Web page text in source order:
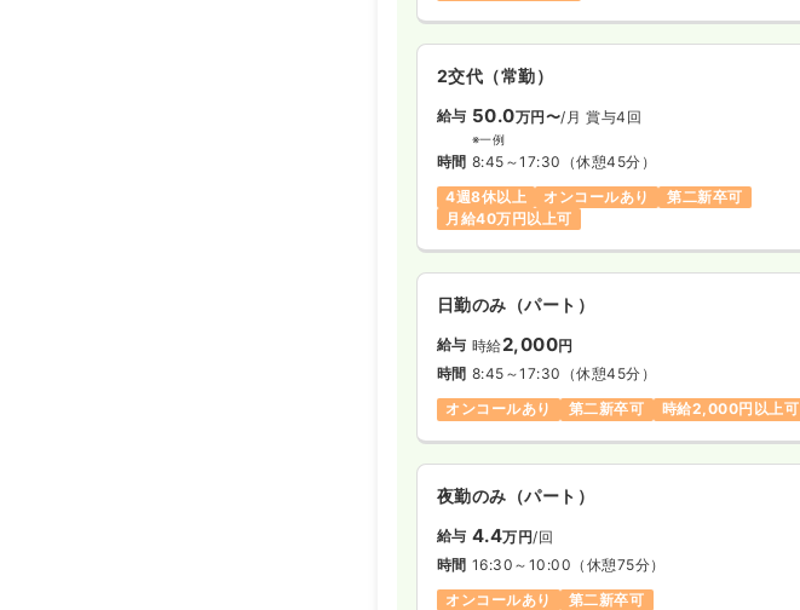
2交代（常勤）
給与 50.0万円〜/月 賞与4回
※一例
時間 8:45～17:30 （休憩45分）
4週8休以上
オンコールあり
第二新卒可
月給40万円以上可
日勤のみ（パート）
給与 時給2,000円
時間 8:45～17:30 （休憩45分）
オンコールあり
第二新卒可 時給2,000円以上可
夜勤のみ（パート）
給与 4.4万円/回
時間 16:30～10:00 （休憩75分）
オンコールあり
第二新卒可